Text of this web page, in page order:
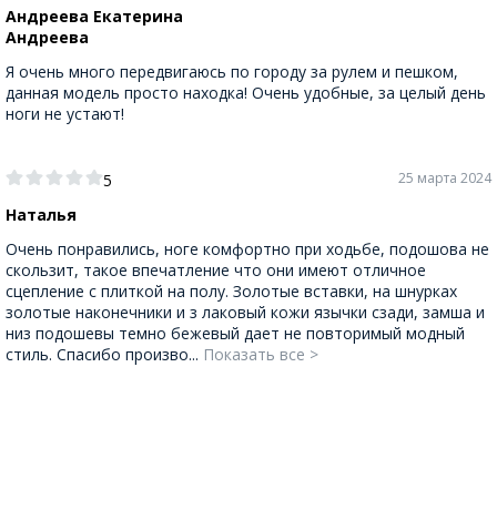
Андреева Екатерина
Андреева
Я очень много передвигаюсь по городу за рулем и пешком,
данная модель просто находка! Очень удобные, за целый день
ноги не устают!
5
Наталья
25 марта 2024
Очень понравились, ноге комфортно при ходьбе, подошова не
скользит, такое впечатление что они имеют отличное
сцепление с плиткой на полу. Золотые вставки, на шнурках
золотые наконечники и з лаковый кожи язычки сзади, замша и
низ подошевы темно бежевый дает не повторимый модный
стиль. Спасибо произво... Показать все >